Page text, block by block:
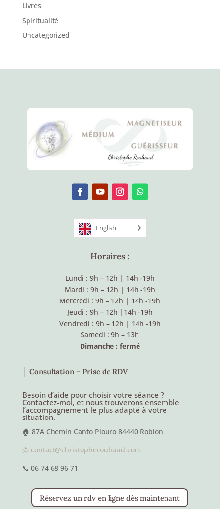
Livres
Spiritualité
Uncategorized
English
Horaires :
Lundi : 9h – 12h | 14h -19h
Mardi : 9h – 12h | 14h -19h
Mercredi : 9h – 12h | 14h -19h
Jeudi : 9h – 12h | 14h -19h
Vendredi : 9h – 12h | 14h -19h
Samedi : 9h – 13h
Dimanche : fermé
│ Consultation – Prise de RDV
Besoin d’aide pour choisir votre séance ?
Contactez-moi, et nous trouverons ensemble
l’accompagnement le plus adapté à votre
situation.
🏠 87A Chemin Canto Plouro 84440 Robion
📩 contact@christopherouhaud.com
📞 06 74 68 96 71
Réservez un rdv en ligne dès maintenant